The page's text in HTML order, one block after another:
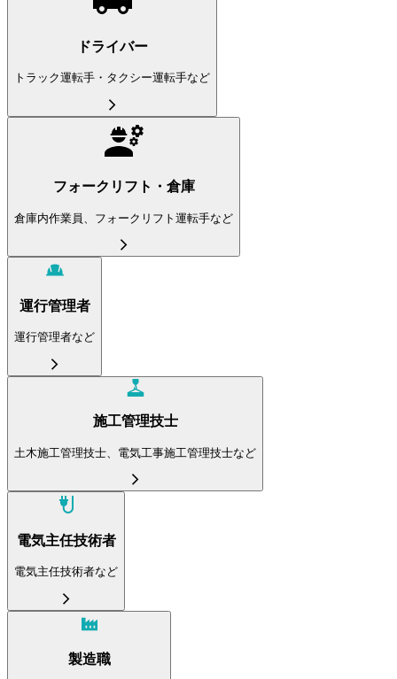
ドライバー
トラック運転手・タクシー運転手など
フォークリフト・倉庫
倉庫内作業員、フォークリフト運転手など
運行管理者
運行管理者など
施工管理技士
土木施工管理技士、電気工事施工管理技士など
電気主任技術者
電気主任技術者など
製造職